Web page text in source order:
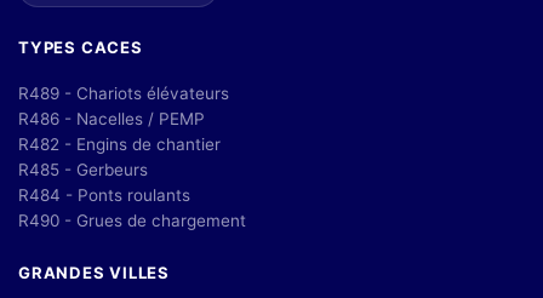
TYPES CACES
R489 - Chariots élévateurs
R486 - Nacelles / PEMP
R482 - Engins de chantier
R485 - Gerbeurs
R484 - Ponts roulants
R490 - Grues de chargement
GRANDES VILLES